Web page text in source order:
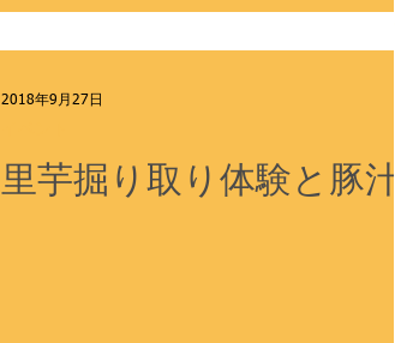
里芋掘り取り体験と豚汁
2018年9月27日